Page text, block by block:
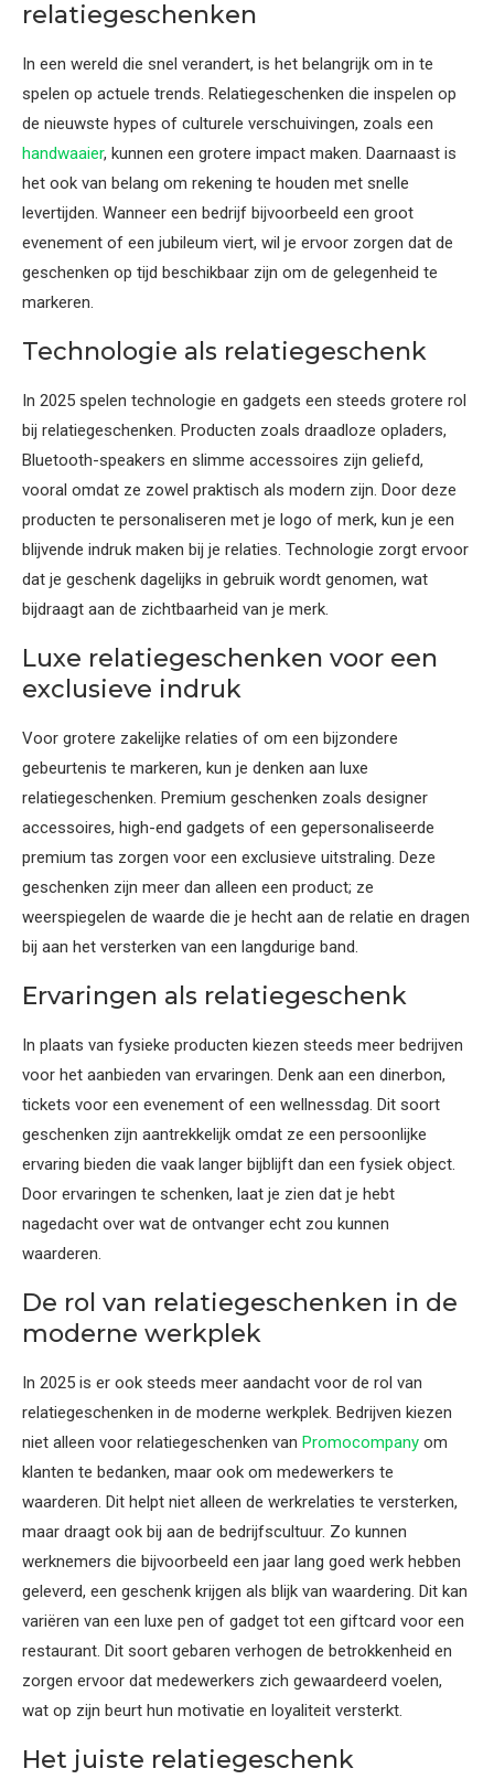
relatiegeschenken
In een wereld die snel verandert, is het belangrijk om in te
spelen op actuele trends. Relatiegeschenken die inspelen op
de nieuwste hypes of culturele verschuivingen, zoals een
handwaaier, kunnen een grotere impact maken. Daarnaast is
het ook van belang om rekening te houden met snelle
levertijden. Wanneer een bedrijf bijvoorbeeld een groot
evenement of een jubileum viert, wil je ervoor zorgen dat de
geschenken op tijd beschikbaar zijn om de gelegenheid te
markeren.
Technologie als relatiegeschenk
In 2025 spelen technologie en gadgets een steeds grotere rol
bij relatiegeschenken. Producten zoals draadloze opladers,
Bluetooth-speakers en slimme accessoires zijn geliefd,
vooral omdat ze zowel praktisch als modern zijn. Door deze
producten te personaliseren met je logo of merk, kun je een
blijvende indruk maken bij je relaties. Technologie zorgt ervoor
dat je geschenk dagelijks in gebruik wordt genomen, wat
bijdraagt aan de zichtbaarheid van je merk.
Luxe relatiegeschenken voor een
exclusieve indruk
Voor grotere zakelijke relaties of om een bijzondere
gebeurtenis te markeren, kun je denken aan luxe
relatiegeschenken. Premium geschenken zoals designer
accessoires, high-end gadgets of een gepersonaliseerde
premium tas zorgen voor een exclusieve uitstraling. Deze
geschenken zijn meer dan alleen een product; ze
weerspiegelen de waarde die je hecht aan de relatie en dragen
bij aan het versterken van een langdurige band.
Ervaringen als relatiegeschenk
In plaats van fysieke producten kiezen steeds meer bedrijven
voor het aanbieden van ervaringen. Denk aan een dinerbon,
tickets voor een evenement of een wellnessdag. Dit soort
geschenken zijn aantrekkelijk omdat ze een persoonlijke
ervaring bieden die vaak langer bijblijft dan een fysiek object.
Door ervaringen te schenken, laat je zien dat je hebt
nagedacht over wat de ontvanger echt zou kunnen
waarderen.
De rol van relatiegeschenken in de
moderne werkplek
In 2025 is er ook steeds meer aandacht voor de rol van
relatiegeschenken in de moderne werkplek. Bedrijven kiezen
niet alleen voor relatiegeschenken van Promocompany om
klanten te bedanken, maar ook om medewerkers te
waarderen. Dit helpt niet alleen de werkrelaties te versterken,
maar draagt ook bij aan de bedrijfscultuur. Zo kunnen
werknemers die bijvoorbeeld een jaar lang goed werk hebben
geleverd, een geschenk krijgen als blijk van waardering. Dit kan
variëren van een luxe pen of gadget tot een giftcard voor een
restaurant. Dit soort gebaren verhogen de betrokkenheid en
zorgen ervoor dat medewerkers zich gewaardeerd voelen,
wat op zijn beurt hun motivatie en loyaliteit versterkt.
Het juiste relatiegeschenk